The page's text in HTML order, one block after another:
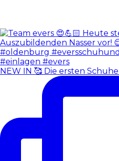
NEW IN 🥰 Die ersten